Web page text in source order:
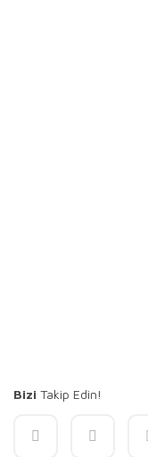
Bizi Takip Edin!